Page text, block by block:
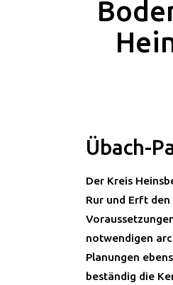
Übach-
Der Kreis
Rur und Erft
notwendigen
Planungen
beständig die